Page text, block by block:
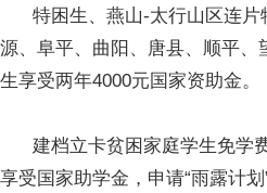
特困生、燕山-太行山区连片
源、阜平、曲阳、唐县、顺平、
生享受两年4000元国家资助金。
建档立卡贫困家庭学生免学费
享受国家助学金，申请“雨露计